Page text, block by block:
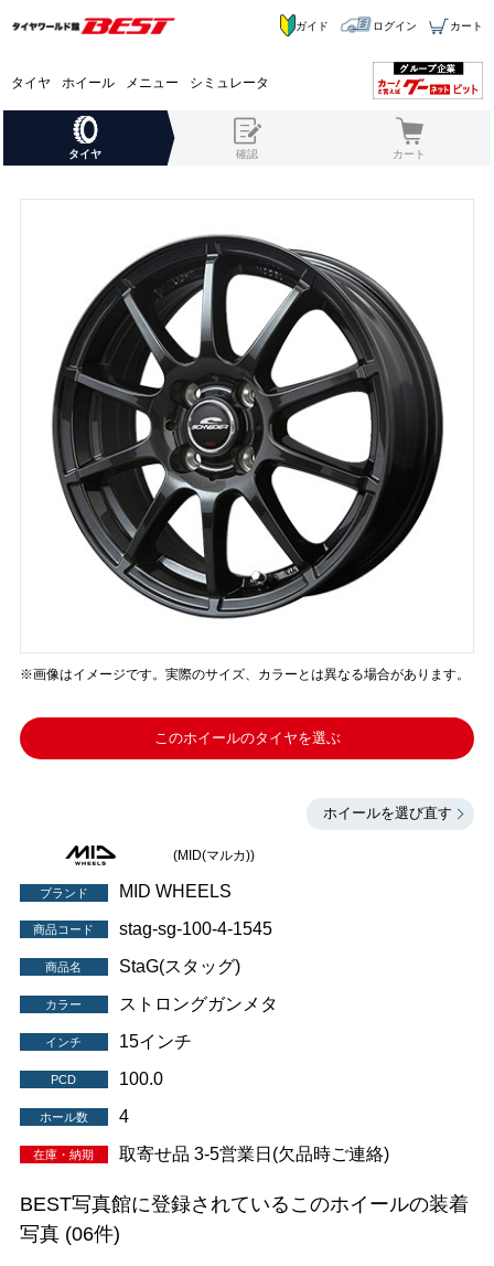
タイヤ ホイール メニュー シミュレータ
ガイド ログイン カート
タイヤ 確認 カート
※画像はイメージです。実際のサイズ、カラーとは異なる場合があります。
このホイールのタイヤを選ぶ
ホイールを選び直す
(MID(マルカ))
ブランド MID WHEELS
商品コード stag-sg-100-4-1545
商品名 StaG(スタッグ)
カラー ストロングガンメタ
インチ 15インチ
PCD 100.0
ホール数 4
在庫・納期 取寄せ品 3-5営業日(欠品時ご連絡)
BEST写真館に登録されているこのホイールの装着
写真(06件)